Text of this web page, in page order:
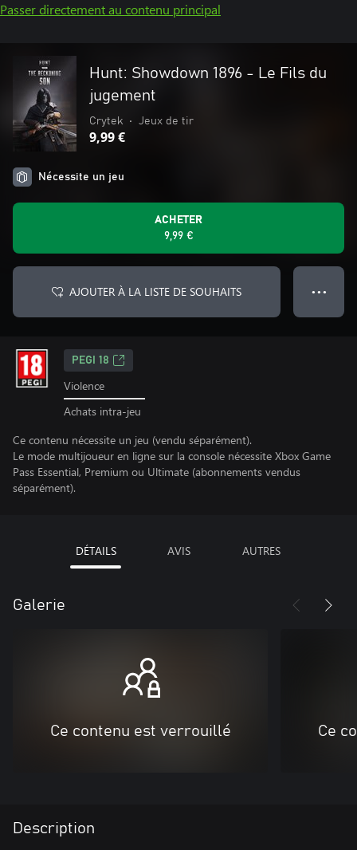
Passer directement au contenu principal
Hunt: Showdown 1896 - Le Fils du
jugement
Crytek • Jeux de tir
9,99 €
Nécessite un jeu
ACHETER
9,99 €
AJOUTER À LA LISTE DE SOUHAITS ● ● ●
PEGI 18
Violence
Achats intra-jeu
Ce contenu nécessite un jeu (vendu séparément).
Le mode multijoueur en ligne sur la console nécessite Xbox Game
Pass Essential, Premium ou Ultimate (abonnements vendus
séparément).
DÉTAILS AVIS AUTRES
Galerie
Ce contenu est verrouillé Ce
Description